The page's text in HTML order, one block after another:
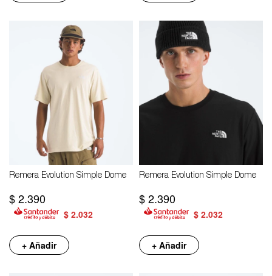
Remera Evolution Simple Dome
$2.390
$ 2.032
+ Añadir
Remera Evolution Simple Dome
$2.390
$ 2.032
+ Añadir